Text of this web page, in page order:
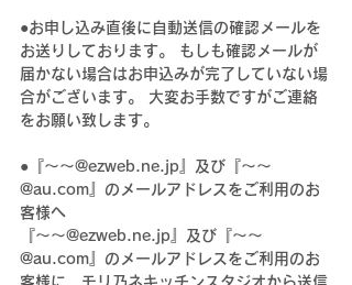
●お申し込み直後に自動送信の確認メールを
お送りしております。 もしも確認メールが
届かない場合はお申込みが完了していない場
合がございます。 大変お手数ですがご連絡
をお願い致します。
●『～～@ezweb.ne.jp』及び『～～
@au.com』のメールアドレスをご利用のお
客様へ
『～～@ezweb.ne.jp』及び『～～
@au.com』のメールアドレスをご利用のお
客様に、モリ乃ネキッチンスタジオから送信